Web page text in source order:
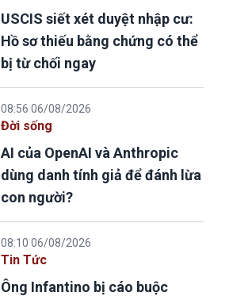
USCIS siết xét duyệt nhập cư:
Hồ sơ thiếu bằng chứng có thể
bị từ chối ngay
08:56 06/08/2026
Đời sống
AI của OpenAI và Anthropic
dùng danh tính giả để đánh lừa
con người?
08:10 06/08/2026
Tin Tức
Ông Infantino bị cáo buộc